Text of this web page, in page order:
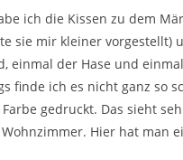
ich die Kissen zu dem
sie mir kleiner vorgestellt)
einmal der Hase und
finde ich es nicht ganz so
gedruckt. Das sieht
Hier hat man